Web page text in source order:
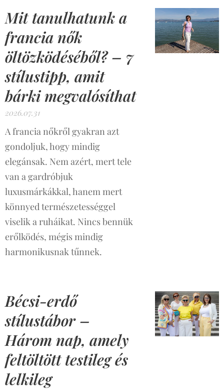
Mit tanulhatunk a
francia nők
öltözködéséből? – 7
stílustipp, amit
bárki megvalósíthat
2026.07.31
A francia nőkről gyakran azt
gondoljuk, hogy mindig
elegánsak. Nem azért, mert tele
van a gardróbjuk
luxusmárkákkal, hanem mert
könnyed természetességgel
viselik a ruháikat. Nincs bennük
erőlködés, mégis mindig
harmonikusnak tűnnek.
Bécsi-erdő
stílustábor –
Három nap, amely
feltöltött testileg és
lelkileg